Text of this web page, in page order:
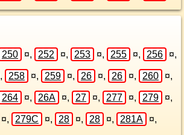
250 ¤, 252 ¤, 253 ¤, 255 ¤, 256 ¤,
, 258 ¤, 259 ¤, 26 ¤, 26 ¤, 260 ¤,
264 ¤, 26A ¤, 27 ¤, 277 ¤, 279 ¤,
¤, 279C ¤, 28 ¤, 28 ¤, 281A ¤,